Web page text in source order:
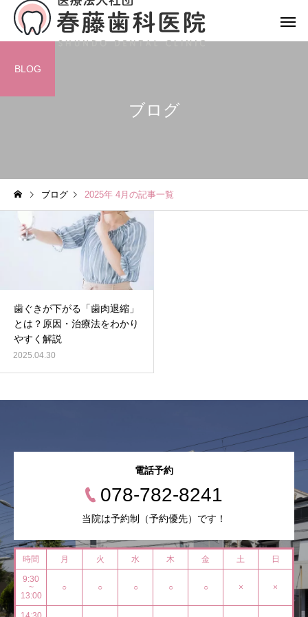
ブログ
BLOG
ブログ 2025年 4月の記事一覧
歯ぐきが下がる「歯肉退縮」
とは？原因・治療法をわかり
やすく解説
2025.04.30
電話予約
078-782-8241
当院は予約制（予約優先）です！
時間 月 火 水 木 金 土 日
9:30
~
13:00
○ ○ ○ ○ ○ × ×